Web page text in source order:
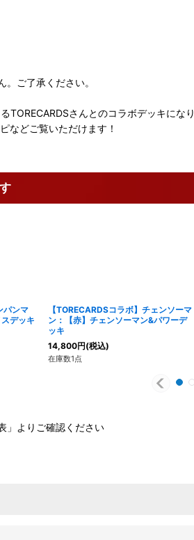
ご了承ください。
さんとのコラボデッキにな
などご覧いただけます！
パンマ
デッキ
【TORECARDSコラボ】チェンソーマ
ン：【赤】チェンソーマン&パワーデ
ッキ
14,800円(税込)
在庫数1点
」よりご確認ください